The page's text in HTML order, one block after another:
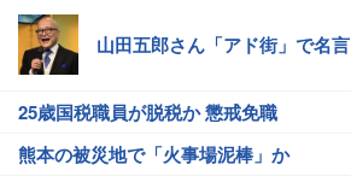
山田五郎さん「アド街」で名言
25歳国税職員が脱税か 懲戒免職
熊本の被災地で「火事場泥棒」か